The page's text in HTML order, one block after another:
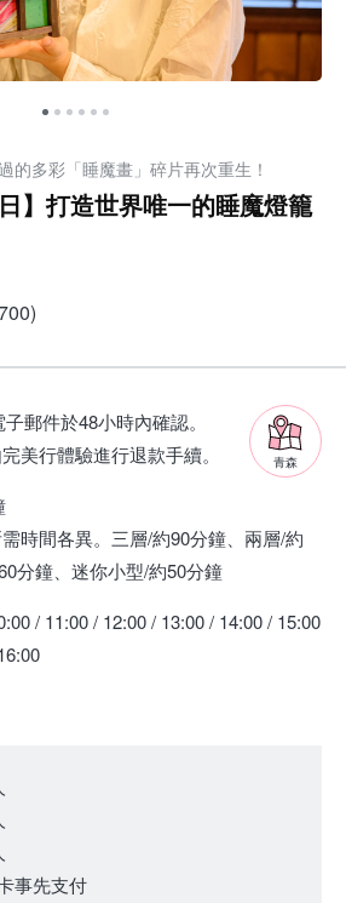
的多彩「睡魔畫」碎片再次重生！
】打造世界唯一的睡魔燈籠
)
青森
郵件於48小時內確認。
美行體驗進行退款手續。
時間各異。三層/約90分鐘、兩層/約
分鐘、迷你小型/約50分鐘
/ 11:00 / 12:00 / 13:00 / 14:00 / 15:00
事先支付